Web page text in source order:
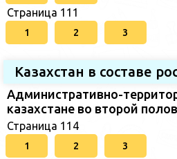
Страница 111
1 2 3
Казахстан в составе
Административно-
казахстане во второй
Страница 114
1 2 3